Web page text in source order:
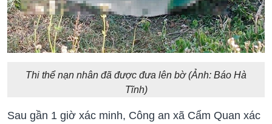
Thi thể nạn nhân đã được đưa lên bờ (Ảnh: Báo Hà
Tĩnh)
Sau gần 1 giờ xác minh, Công an xã Cẩm Quan xác